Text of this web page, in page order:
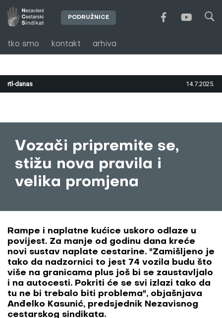
tko smo kontakt arhiva
PODRUŽNICE
rtl-danas 14.7.2025.
Vozači pripremite se,
stižu nova pravila i
velika promjena
Rampe i naplatne kućice uskoro odlaze u
povijest. Za manje od godinu dana kreće
novi sustav naplate cestarine. "Zamišljeno je
tako da nadzornici to jest 74 vozila budu što
više na granicama plus još bi se zaustavljalo
i na autocesti. Pokriti će se svi izlazi tako da
tu ne bi trebalo biti problema", objašnjava
Anđelko Kasunić, predsjednik Nezavisnog
cestarskog sindikata.